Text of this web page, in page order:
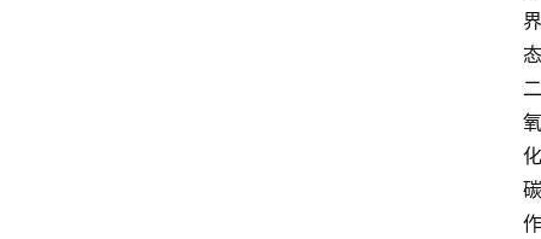
界
态
二
氧
化
碳
作